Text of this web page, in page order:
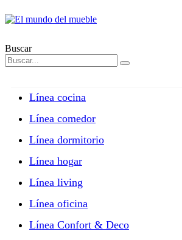
Buscar
Línea cocina
Línea comedor
Línea dormitorio
Línea hogar
Línea living
Línea oficina
Línea Confort & Deco